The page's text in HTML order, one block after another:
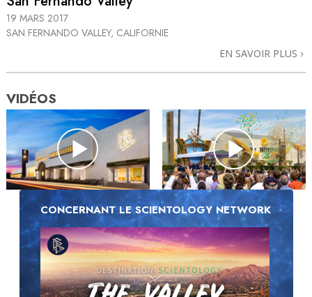
19 MARS 2017
SAN FERNANDO VALLEY, CALIFORNIE
EN SAVOIR PLUS
VIDÉOS
CONCERNANT LE SCIENTOLOGY NETWORK